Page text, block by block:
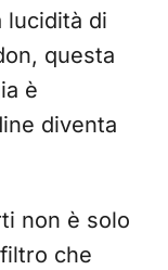
lucidità di
questa
è
diventa
non è solo
che